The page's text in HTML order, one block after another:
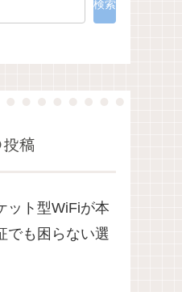
検索
稿
ット型WiFiが本
でも困らない選